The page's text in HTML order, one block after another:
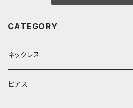
CATEGORY
ネックレス
ピアス